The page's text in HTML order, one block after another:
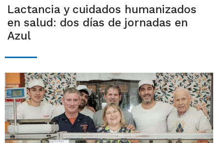
Lactancia y cuidados humanizados
en salud: dos días de jornadas en
Azul